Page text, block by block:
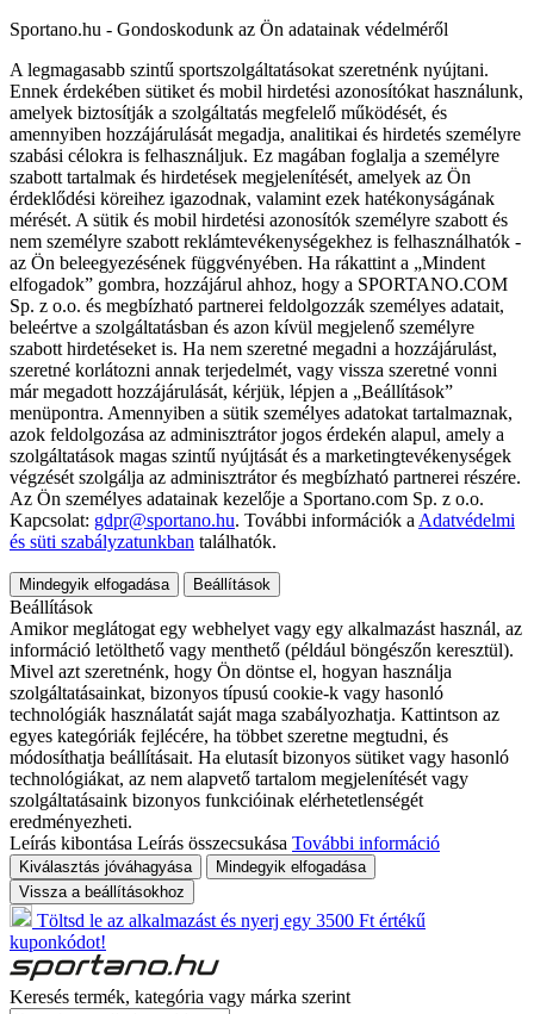
Sportano.hu - Gondoskodunk az Ön adatainak védelméről
A legmagasabb szintű sportszolgáltatásokat szeretnénk nyújtani.
Ennek érdekében sütiket és mobil hirdetési azonosítókat használunk,
amelyek biztosítják a szolgáltatás megfelelő működését, és
amennyiben hozzájárulását megadja, analitikai és hirdetés személyre
szabási célokra is felhasználjuk. Ez magában foglalja a személyre
szabott tartalmak és hirdetések megjelenítését, amelyek az Ön
érdeklődési köreihez igazodnak, valamint ezek hatékonyságának
mérését. A sütik és mobil hirdetési azonosítók személyre szabott és
nem személyre szabott reklámtevékenységekhez is felhasználhatók -
az Ön beleegyezésének függvényében. Ha rákattint a „Mindent
elfogadok” gombra, hozzájárul ahhoz, hogy a SPORTANO.COM
Sp. z o.o. és megbízható partnerei feldolgozzák személyes adatait,
beleértve a szolgáltatásban és azon kívül megjelenő személyre
szabott hirdetéseket is. Ha nem szeretné megadni a hozzájárulást,
szeretné korlátozni annak terjedelmét, vagy vissza szeretné vonni
már megadott hozzájárulását, kérjük, lépjen a „Beállítások”
menüpontra. Amennyiben a sütik személyes adatokat tartalmaznak,
azok feldolgozása az adminisztrátor jogos érdekén alapul, amely a
szolgáltatások magas szintű nyújtását és a marketingtevékenységek
végzését szolgálja az adminisztrátor és megbízható partnerei részére.
Az Ön személyes adatainak kezelője a Sportano.com Sp. z o.o.
Kapcsolat: gdpr@sportano.hu. További információk a Adatvédelmi
és süti szabályzatunkban találhatók.
Mindegyik elfogadása Beállítások
Beállítások
Amikor meglátogat egy webhelyet vagy egy alkalmazást használ, az
információ letölthető vagy menthető (például böngészőn keresztül).
Mivel azt szeretnénk, hogy Ön döntse el, hogyan használja
szolgáltatásainkat, bizonyos típusú cookie-k vagy hasonló
technológiák használatát saját maga szabályozhatja. Kattintson az
egyes kategóriák fejlécére, ha többet szeretne megtudni, és
módosíthatja beállításait. Ha elutasít bizonyos sütiket vagy hasonló
technológiákat, az nem alapvető tartalom megjelenítését vagy
szolgáltatásaink bizonyos funkcióinak elérhetetlenségét
eredményezheti.
Leírás kibontása Leírás összecsukása További információ
Kiválasztás jóváhagyása
Mindegyik elfogadása
Vissza a beállításokhoz
Töltsd le az alkalmazást és nyerj egy 3500 Ft értékű
kuponkódot!
Keresés termék, kategória vagy márka szerint